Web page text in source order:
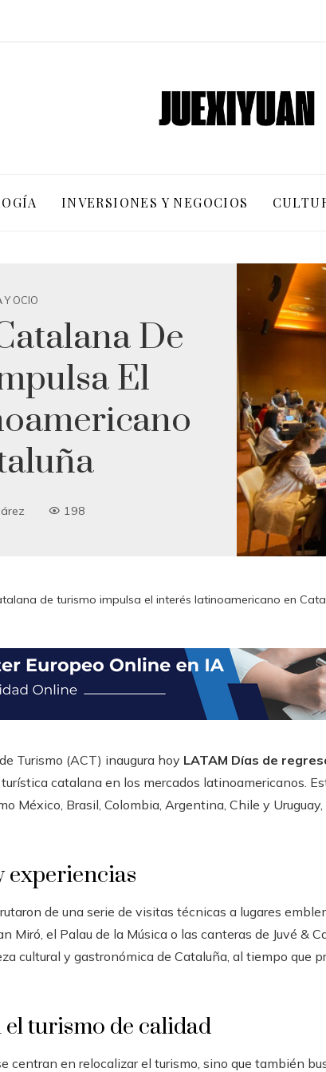
INVERSIONES Y NEGOCIOS
Y OCIO
De
El
198
de turismo impulsa el interés latinoamericano en
Turismo (ACT) inaugura hoy LATAM Días de
catalana en los mercados latinoamericanos.
México, Brasil, Colombia, Argentina, Chile y
experiencias
de una serie de visitas técnicas a lugares
Miró, el Palau de la Música o las canteras de Juvé &
cultural y gastronómica de Cataluña, al tiempo que
el turismo de calidad
centran en relocalizar el turismo, sino que también